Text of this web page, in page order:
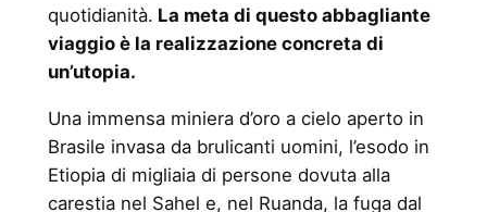
quotidianità. La meta di questo abbagliante
viaggio è la realizzazione concreta di
un’utopia.
Una immensa miniera d’oro a cielo aperto in
Brasile invasa da brulicanti uomini, l’esodo in
Etiopia di migliaia di persone dovuta alla
carestia nel Sahel e, nel Ruanda, la fuga dal